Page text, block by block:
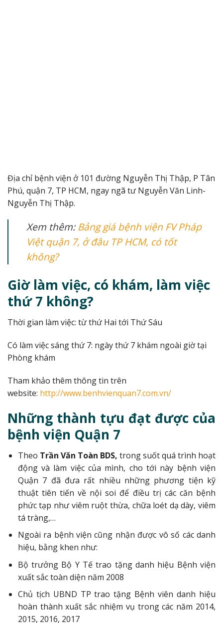
Địa chỉ bệnh viện ở 101 đường Nguyễn Thị Thập, P Tân
Phú, quận 7, TP HCM, ngay ngã tư Nguyễn Văn Linh-
Nguyễn Thị Thập.
Xem thêm: Bảng giá bệnh viện FV Pháp
Việt quận 7, ở đâu TP HCM, có tốt
không?
Giờ làm việc, có khám, làm việc
thứ 7 không?
Thời gian làm việc: từ thứ Hai tới Thứ Sáu
Có làm việc sáng thứ 7: ngày thứ 7 khám ngoài giờ tại
Phòng khám
Tham khảo thêm thông tin trên
website: http://www.benhvienquan7.com.vn/
Những thành tựu đạt được của
bệnh viện Quận 7
Theo Trần Văn Toàn BDS, trong suốt quá trình hoạt
động và làm việc của mình, cho tới này bệnh viện
Quận 7 đã đưa rất nhiều những phương tiện kỹ
thuật tiên tiến về nội soi để điều trị các căn bệnh
phức tạp như viêm ruột thừa, chữa loét dạ dày, viêm
tá tràng,…
Ngoài ra bệnh viện cũng nhận được vô số các danh
hiệu, bằng khen như:
Bộ trưởng Bộ Y Tế trao tặng danh hiệu Bệnh viện
xuất sắc toàn diện năm 2008
Chủ tịch UBND TP trao tặng Bệnh viên danh hiệu
hoàn thành xuất sắc nhiệm vụ trong các năm 2014,
2015, 2016, 2017